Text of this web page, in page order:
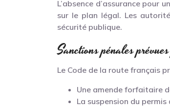
L’absence d’assurance pour
sur le plan légal. Les
sécurité publique.
Sanctions pénales
Le Code de la route français
Une amende forfaitaire
La suspension du